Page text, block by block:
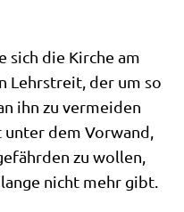
sich die Kir­che am
Lehr­streit, der um so
ihn zu ver­mei­den
dem Vor­wand,
zu wol­len,
nicht mehr gibt.